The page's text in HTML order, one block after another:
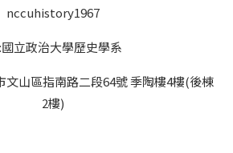
nccuhistory1967
國立政治大學歷史學系
文山區指南路二段64號 季陶樓4樓(後棟
2樓)